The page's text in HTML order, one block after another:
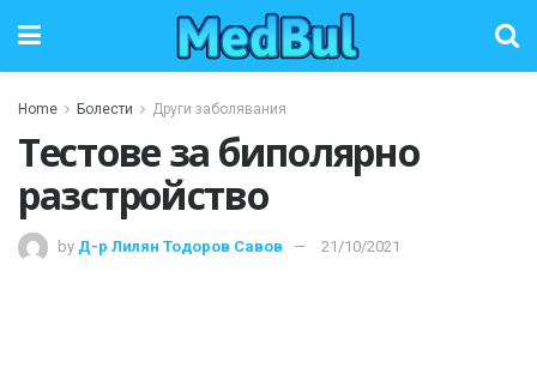
Home Болести Други заболявания
Тестове за биполярно
разстройство
by Д-р Лилян Тодоров Савов 21/10/2021